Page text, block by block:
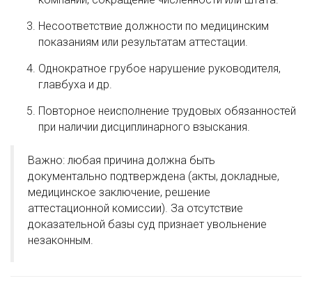
Несоответствие должности по медицинским
показаниям или результатам аттестации.
Однократное грубое нарушение руководителя,
главбуха и др.
Повторное неисполнение трудовых обязанностей
при наличии дисциплинарного взыскания.
Важно: любая причина должна быть
документально подтверждена (акты, докладные,
медицинское заключение, решение
аттестационной комиссии). За отсутствие
доказательной базы суд признает увольнение
незаконным.